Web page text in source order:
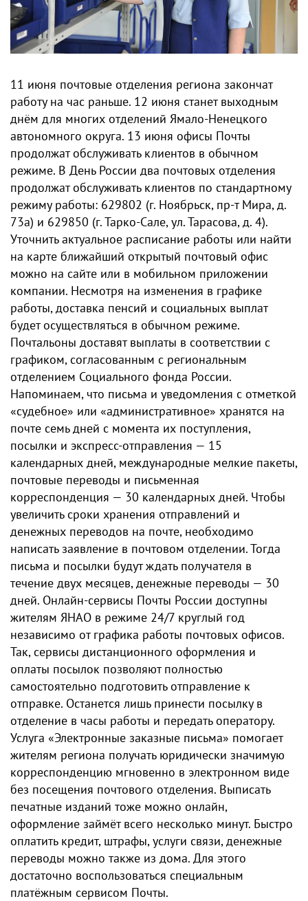
11 июня почтовые отделения региона закончат
работу на час раньше. 12 июня станет выходным
днём для многих отделений Ямало-Ненецкого
автономного округа. 13 июня офисы Почты
продолжат обслуживать клиентов в обычном
режиме. В День России два почтовых отделения
продолжат обслуживать клиентов по стандартному
режиму работы: 629802 (г. Ноябрьск, пр-т Мира, д.
73а) и 629850 (г. Тарко-Сале, ул. Тарасова, д. 4).
Уточнить актуальное расписание работы или найти
на карте ближайший открытый почтовый офис
можно на сайте или в мобильном приложении
компании. Несмотря на изменения в графике
работы, доставка пенсий и социальных выплат
будет осуществляться в обычном режиме.
Почтальоны доставят выплаты в соответствии с
графиком, согласованным с региональным
отделением Социального фонда России.
Напоминаем, что письма и уведомления с отметкой
«судебное» или «административное» хранятся на
почте семь дней с момента их поступления,
посылки и экспресс-отправления — 15
календарных дней, международные мелкие пакеты,
почтовые переводы и письменная
корреспонденция — 30 календарных дней. Чтобы
увеличить сроки хранения отправлений и
денежных переводов на почте, необходимо
написать заявление в почтовом отделении. Тогда
письма и посылки будут ждать получателя в
течение двух месяцев, денежные переводы — 30
дней. Онлайн-сервисы Почты России доступны
жителям ЯНАО в режиме 24/7 круглый год
независимо от графика работы почтовых офисов.
Так, сервисы дистанционного оформления и
оплаты посылок позволяют полностью
самостоятельно подготовить отправление к
отправке. Останется лишь принести посылку в
отделение в часы работы и передать оператору.
Услуга «Электронные заказные письма» помогает
жителям региона получать юридически значимую
корреспонденцию мгновенно в электронном виде
без посещения почтового отделения. Выписать
печатные изданий тоже можно онлайн,
оформление займёт всего несколько минут. Быстро
оплатить кредит, штрафы, услуги связи, денежные
переводы можно также из дома. Для этого
достаточно воспользоваться специальным
платёжным сервисом Почты.